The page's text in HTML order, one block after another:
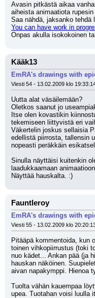
Avasin pitkästä aikaa
aiheista animaatiota
Saa nähdä, jaksanko tehdä
You can have work in
Onpas akulla isokokoinen
Kääk13
EmRA's drawings with
Viesti 54 - 13.02.2009 klo
Uutta alat väsäilemään?
Oletkos saanut jo
Itse olen kovastikin
tekemiseen liittyvistä eri
Väkertelin joskus sellaisia
edellistä piirrosta, tallensin
nopeasti peräkkäin
Sinulla näyttäisi kuitenkin
laadukkaamaan
Näyttää hauskalta. :)
Fauntleroy
EmRA's drawings with
Viesti 55 - 13.02.2009 klo
Pitääpä kommentoida, kun
toinen vihkopiirrustus (toki
nuo kädet... Ankan pää (ja
hauskan näköinen.
aivan napakymppi. Hienoa
Tuolta vähän kauempaa
upea. Tuotahan voisi luulla